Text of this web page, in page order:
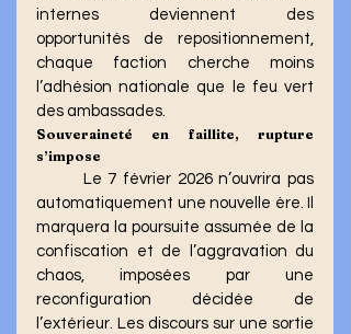
internes deviennent des
opportunités de repositionnement,
chaque faction cherche moins
l’adhésion nationale que le feu vert
des ambassades.
Souveraineté en faillite, rupture
s’impose
automatiquement une nouvelle ère. Il
marquera la poursuite assumée de la
confiscation et de l’aggravation du
chaos, imposées par une
reconfiguration décidée de
l’extérieur. Les discours sur une sortie